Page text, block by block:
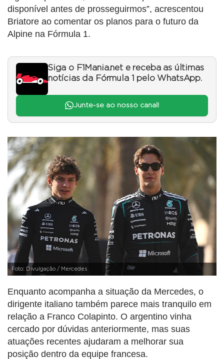
disponível antes de prosseguirmos”, acrescentou
Briatore ao comentar os planos para o futuro da
Alpine na Fórmula 1.
Siga o F1Mania.net e receba as últimas
notícias da Fórmula 1 pelo WhatsApp.
Junte-se ao nosso canal!
Foto: Divulgação / Mercedes
Enquanto acompanha a situação da Mercedes, o
dirigente italiano também parece mais tranquilo em
relação a Franco Colapinto. O argentino vinha
cercado por dúvidas anteriormente, mas suas
atuações recentes ajudaram a melhorar sua
posição dentro da equipe francesa.